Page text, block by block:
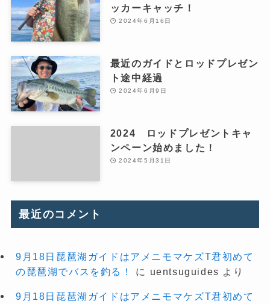
ッカーキャッチ！
2024年6月16日
最近のガイドとロッドプレゼン
ト途中経過
2024年6月9日
2024 ロッドプレゼントキャ
ンペーン始めました！
2024年5月31日
最近のコメント
9月18日琵琶湖ガイドはアメニモマケズT君初めて
の琵琶湖でバスを釣る！
に uentsuguides より
9月18日琵琶湖ガイドはアメニモマケズT君初めて